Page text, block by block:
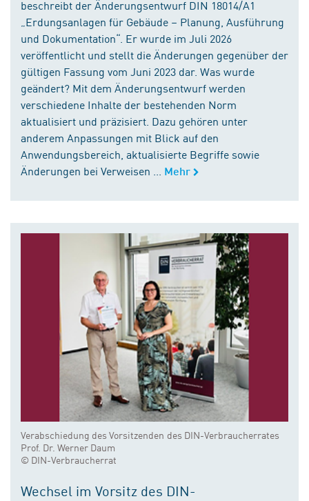
beschreibt der Änderungsentwurf DIN 18014/A1
„Erdungsanlagen für Gebäude – Planung, Ausführung
und Dokumentation“. Er wurde im Juli 2026
veröffentlicht und stellt die Änderungen gegenüber der
gültigen Fassung vom Juni 2023 dar. Was wurde
geändert? Mit dem Änderungsentwurf werden
verschiedene Inhalte der bestehenden Norm
aktualisiert und präzisiert. Dazu gehören unter
anderem Anpassungen mit Blick auf den
Anwendungsbereich, aktualisierte Begriffe sowie
Änderungen bei Verweisen ...
Mehr
Verabschiedung des Vorsitzenden des DIN-Verbraucherrates
Prof. Dr. Werner Daum
© DIN-Verbraucherrat
Wechsel im Vorsitz des DIN-